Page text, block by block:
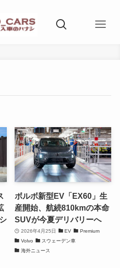
ボルボ新型EV「EX60」生
産開始、航続810kmの本命
SUVが今夏デリバリーへ
2026年4月25日 EV
Premium
Volvo
スウェーデン車
海外ニュース